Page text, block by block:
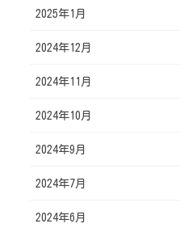
2025年1月
2024年12月
2024年11月
2024年10月
2024年9月
2024年7月
2024年6月